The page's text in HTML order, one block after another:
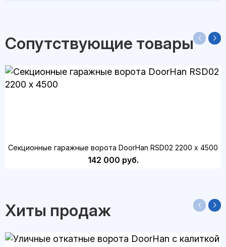
Сопутствующие товары
Секционные гаражные ворота DoorHan RSD02 2200 х 4500
142 000 руб.
Хиты продаж